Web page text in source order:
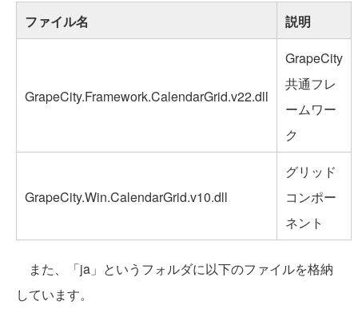
ファイル名 説明
GrapeCity.Framework.CalendarGrid.v22.dll
GrapeCity
共通フレ
ームワー
ク
GrapeCity.Win.CalendarGrid.v10.dll
グリッド
コンポー
ネント
また、「ja」というフォルダに以下のファイルを格納
しています。